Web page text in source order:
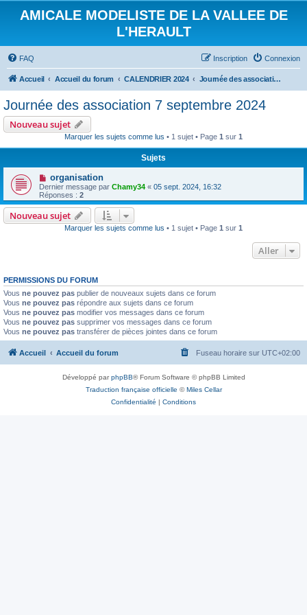
AMICALE MODELISTE DE LA VALLEE DE
L'HERAULT
FAQ Connexion
Inscription
Accueil Accueil du forum CALENDRIER 2024 Journée des association 7 septembre 2024
Journée des association 7 septembre 2024
Nouveau sujet
Marquer les sujets comme lus • 1 sujet • Page 1 sur 1
Sujets
organisation
Dernier message par Chamy34 « 05 sept. 2024, 16:32
Réponses : 2
Nouveau sujet
Marquer les sujets comme lus • 1 sujet • Page 1 sur 1
Aller
PERMISSIONS DU FORUM
Vous ne pouvez pas publier de nouveaux sujets dans ce forum
Vous ne pouvez pas répondre aux sujets dans ce forum
Vous ne pouvez pas modifier vos messages dans ce forum
Vous ne pouvez pas supprimer vos messages dans ce forum
Vous ne pouvez pas transférer de pièces jointes dans ce forum
Accueil Accueil du forum Fuseau horaire sur UTC+02:00
Développé parphpBB® Forum Software © phpBB Limited
Traduction française officielle ©Miles Cellar
Confidentialité | Conditions